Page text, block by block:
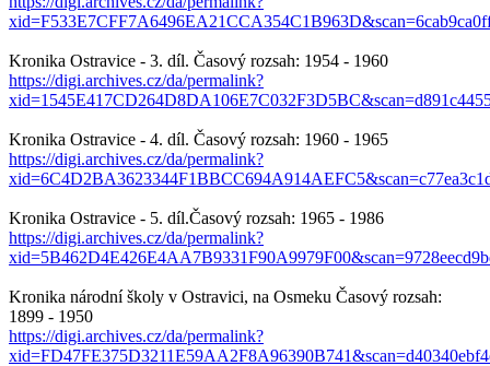
Kronika Ostravice - 3. díl. Časový rozsah: 1954 - 1960
https://digi.archives.cz/da/permalink?
Kronika Ostravice - 4. díl. Časový rozsah: 1960 - 1965
https://digi.archives.cz/da/permalink?
Kronika Ostravice - 5. díl.Časový rozsah: 1965 - 1986
https://digi.archives.cz/da/permalink?
Kronika národní školy v Ostravici, na Osmeku Časový rozsah:
1899 - 1950
https://digi.archives.cz/da/permalink?